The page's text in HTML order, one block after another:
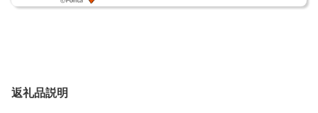
返礼品説明